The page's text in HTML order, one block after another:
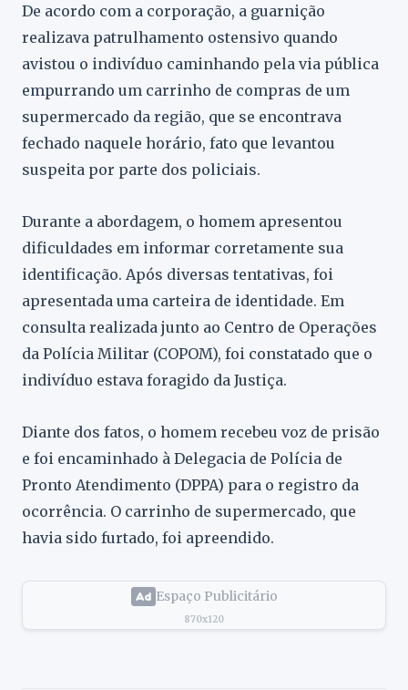
De acordo com a corporação, a guarnição
realizava patrulhamento ostensivo quando
avistou o indivíduo caminhando pela via pública
empurrando um carrinho de compras de um
supermercado da região, que se encontrava
fechado naquele horário, fato que levantou
suspeita por parte dos policiais.
Durante a abordagem, o homem apresentou
dificuldades em informar corretamente sua
identificação. Após diversas tentativas, foi
apresentada uma carteira de identidade. Em
consulta realizada junto ao Centro de Operações
da Polícia Militar (COPOM), foi constatado que o
indivíduo estava foragido da Justiça.
Diante dos fatos, o homem recebeu voz de prisão
e foi encaminhado à Delegacia de Polícia de
Pronto Atendimento (DPPA) para o registro da
ocorrência. O carrinho de supermercado, que
havia sido furtado, foi apreendido.
Espaço Publicitário
870x120